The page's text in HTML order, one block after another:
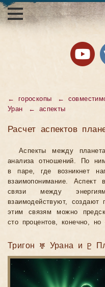
← гороскопы ←
Уран
← аспекты
Расчет аспектов
Аспекты между
анализа отношений. По
в паре, где возникнет
взаимопонимание. Аспект
связи между
взаимодействуют, создают
этим связям можно
сто процентов, конечно,
Тригон ♅ Урана и ♇